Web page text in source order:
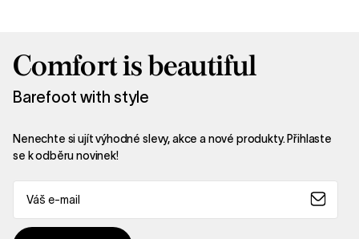
Comfort is beautiful
Barefoot with style
Nenechte si ujít výhodné slevy, akce a nové produkty. Přihlaste
se k odběru novinek!